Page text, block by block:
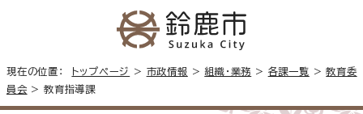
現在の位置： トップページ > 市政情報 >組織・業務 > 各課一覧 >教育委
員会 > 教育指導課